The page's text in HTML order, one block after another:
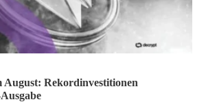
August: Rekordinvestitionen